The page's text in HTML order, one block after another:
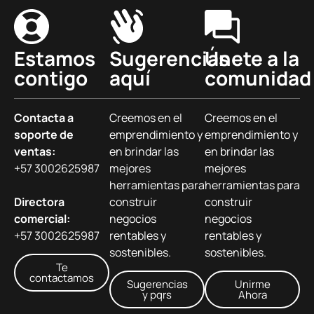
Estamos
contigo
Contacta a
soporte de
ventas:
+57 3002625987
Directora
comercial:
+57 3002625987
Te
contactamos
Sugerencias
aquí
Creemos en el
emprendimiento y
en brindar las
mejores
herramientas para
construir
negocios
rentables y
sostenibles.
Sugerencias
y pqrs
Únete a la
comunidad
Creemos en el
emprendimiento y
en brindar las
mejores
herramientas para
construir
negocios
rentables y
sostenibles.
Unirme
Ahora